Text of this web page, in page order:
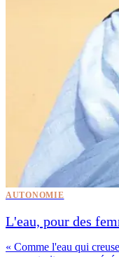
AUTONOMIE
L'eau, pour des
« Comme l'eau qui